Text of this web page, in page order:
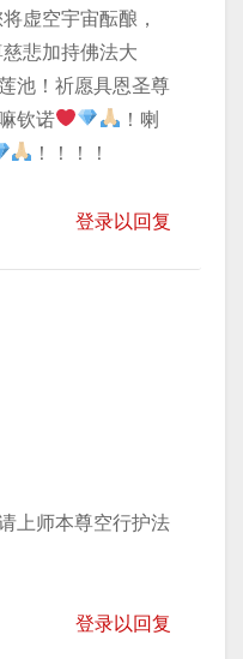
虚空宇宙酝酿，
悲加持佛法大
池！祈愿具恩圣尊
钦诺
！喇
！！！！
登录以回复
上师本尊空行护法
登录以回复